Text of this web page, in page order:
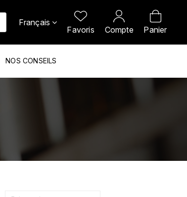
Français
Favoris Compte Panier
NOS CONSEILS